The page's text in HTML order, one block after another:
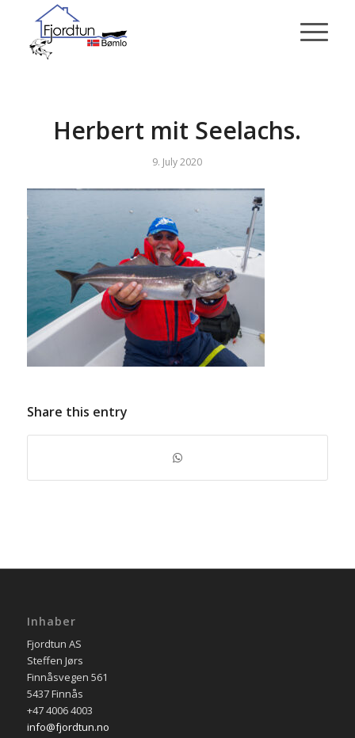
Herbert mit Seelachs.
9. July 2020
Share this entry
Inhaber
Fjordtun AS
Steffen Jørs
Finnåsvegen 561
5437 Finnås
+47 4006 4003
info@fjordtun.no